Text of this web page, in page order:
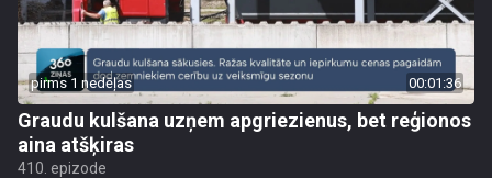
pirms 1 nedēļas 00:01:36
Graudu kulšana uzņem apgriezienus, bet reģionos
aina atšķiras
410. epizode